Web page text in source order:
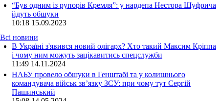
“Був одним із рупорів Кремля”: у нардепа Нестора Шуфрича
йдуть обшуки
10:18 15.09.2023
Всі новини
В Україні з'явився новий олігарх? Хто такий Максим Кріппа
і чому ним можуть зацікавитись спецслужби
11:49 14.11.2024
НАБУ провело обшуки в Генштабі та у колишнього
командувача військ зв’язку ЗСУ: при чому тут Сергій
Пашинський